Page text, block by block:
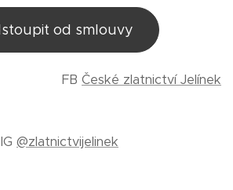
od smlouvy
FB České zlatnictví Jelínek
IG @zlatnictvijelinek